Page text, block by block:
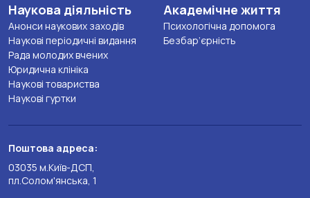
Наукова діяльність
Анонси наукових заходів
Наукові періодичні видання
Рада молодих вчених
Юридична клініка
Наукові товариства
Наукові гуртки
Академічне життя
Психологічна допомога
Безбар’єрність
Поштова адреса:
03035 м.Київ-ДСП,
пл.Солом'янська, 1